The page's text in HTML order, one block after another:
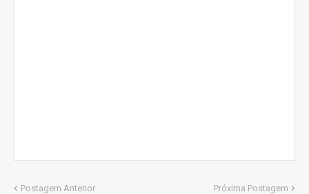
Postagem Anterior Próxima Postagem